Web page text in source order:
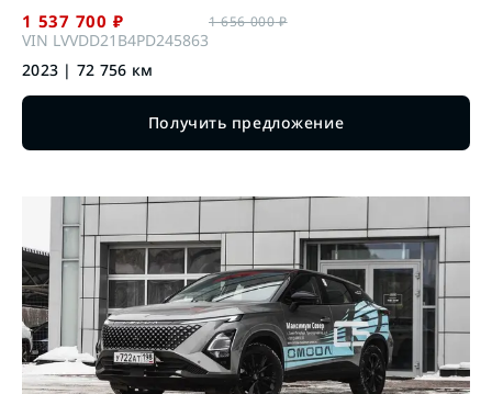
1 537 700 ₽
VIN LVVDD21B4PD245863
1 656 000₽
2023 | 72 756 км
Получить предложение